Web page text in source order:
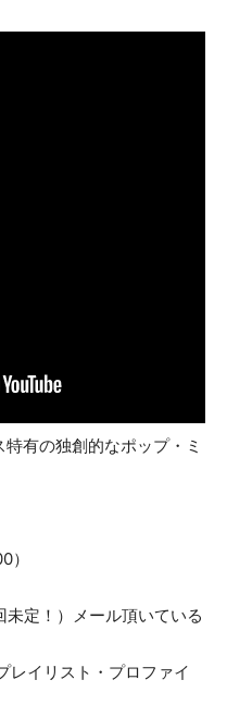
有の独創的なポップ・ミ
）
定！）メール頂いている
レイリスト・プロファイ